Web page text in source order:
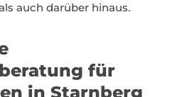
auch darüber hinaus.
für
in Starnberg